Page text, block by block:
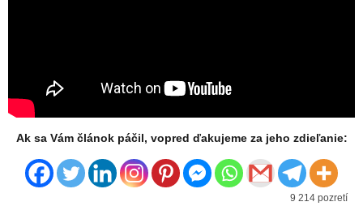
Ak sa Vám článok páčil, vopred ďakujeme za jeho zdieľanie:
9 214 pozretí